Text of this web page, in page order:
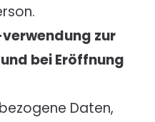
zur
bei Eröffnung
Daten,